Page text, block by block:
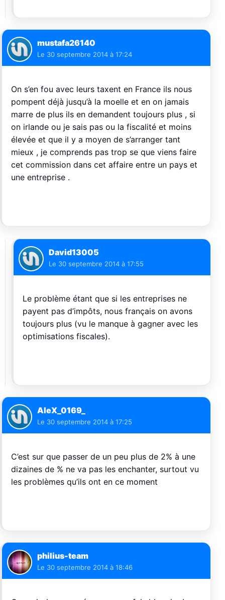
mustafa26140
Le 30 septembre 2014 à 17:24
On s’en fou avec leurs taxent en France ils nous
pompent déjà jusqu’à la moelle et en on jamais
marre de plus ils en demandent toujours plus , si
on irlande ou je sais pas ou la fiscalité et moins
élevée et que il y a moyen de s’arranger tant
mieux , je comprends pas trop se que viens faire
cet commission dans cet affaire entre un pays et
une entreprise .
David13005
Le 30 septembre 2014 à 17:55
Le problème étant que si les entreprises ne
payent pas d’impôts, nous français on avons
toujours plus (vu le manque à gagner avec les
optimisations fiscales).
AleX_0169_
Le 30 septembre 2014 à 17:25
C’est sur que passer de un peu plus de 2% à une
dizaines de % ne va pas les enchanter, surtout vu
les problèmes qu’ils ont en ce moment
philius-team
Le 30 septembre 2014 à 18:46